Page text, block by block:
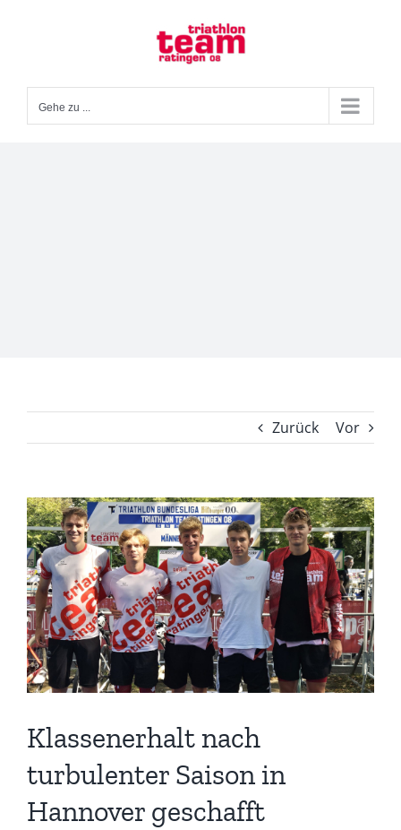
Gehe zu ...
Zurück Vor
Zeige
grösseres
Bild
Klassenerhalt nach
turbulenter Saison in
Hannover geschafft